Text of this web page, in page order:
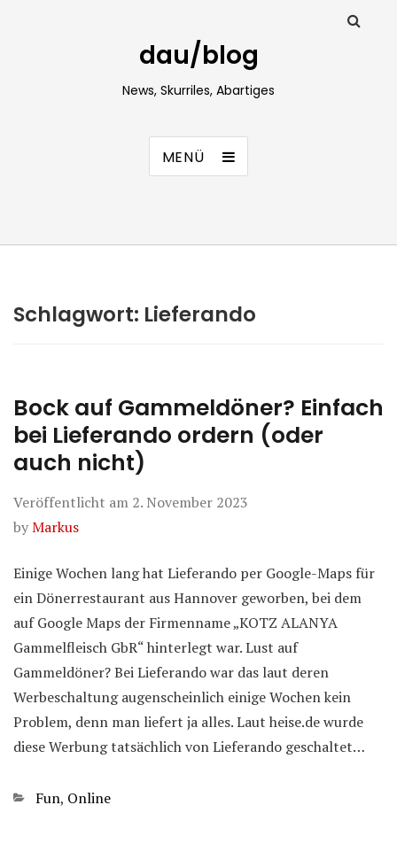
dau/blog
News, Skurriles, Abartiges
MENÜ
Schlagwort: Lieferando
Bock auf Gammeldöner? Einfach
bei Lieferando ordern (oder
auch nicht)
Veröffentlicht am 2. November 2023
byMarkus
Einige Wochen lang hat Lieferando per Google-Maps für
ein Dönerrestaurant aus Hannover geworben, bei dem
auf Google Maps der Firmenname „KOTZ ALANYA
Gammelfleisch GbR“ hinterlegt war. Lust auf
Gammeldöner? Bei Lieferando war das laut deren
Werbeschaltung augenscheinlich einige Wochen kein
Problem, denn man liefert ja alles. Laut heise.de wurde
diese Werbung tatsächlich von Lieferando geschaltet…
Kategorien
Fun, Online